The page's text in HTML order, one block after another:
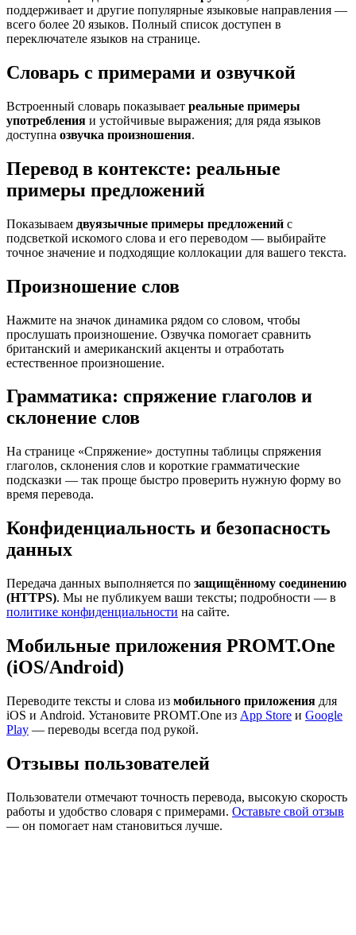
поддерживает и другие популярные языковые направления —
всего более 20 языков. Полный список доступен в
переключателе языков на странице.
Словарь с примерами и озвучкой
Встроенный словарь показывает реальные примеры
употребления и устойчивые выражения; для ряда языков
доступна озвучка произношения.
Перевод в контексте: реальные
примеры предложений
Показываем двуязычные примеры предложений с
подсветкой искомого слова и его переводом — выбирайте
точное значение и подходящие коллокации для вашего текста.
Произношение слов
Нажмите на значок динамика рядом со словом, чтобы
прослушать произношение. Озвучка помогает сравнить
британский и американский акценты и отработать
естественное произношение.
Грамматика: спряжение глаголов и
склонение слов
На странице «Спряжение» доступны таблицы спряжения
глаголов, склонения слов и короткие грамматические
подсказки — так проще быстро проверить нужную форму во
время перевода.
Конфиденциальность и безопасность
данных
Передача данных выполняется по защищённому соединению
(HTTPS). Мы не публикуем ваши тексты; подробности — в
политике конфиденциальности на сайте.
Мобильные приложения PROMT.One
(iOS/Android)
Переводите тексты и слова из мобильного приложения для
iOS и Android. Установите PROMT.One из App Store и Google
Play — переводы всегда под рукой.
Отзывы пользователей
Пользователи отмечают точность перевода, высокую скорость
работы и удобство словаря с примерами. Оставьте свой отзыв
— он помогает нам становиться лучше.